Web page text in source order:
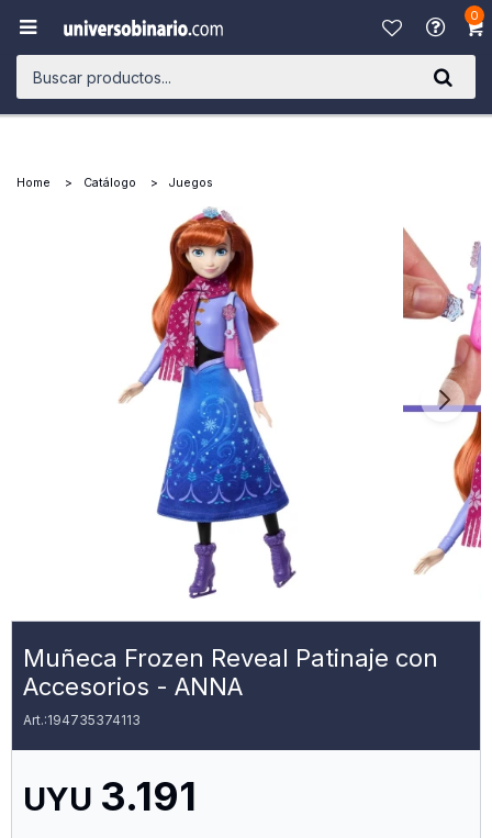
0

Home Catálogo Juegos
Muñeca Frozen Reveal Patinaje con
Accesorios - ANNA
194735374113
UYU 3.191